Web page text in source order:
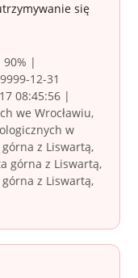
się
|
12-31
08:45:56 |
we Wrocławiu,
w
z Liswartą,
górna z Liswartą,
z Liswartą,